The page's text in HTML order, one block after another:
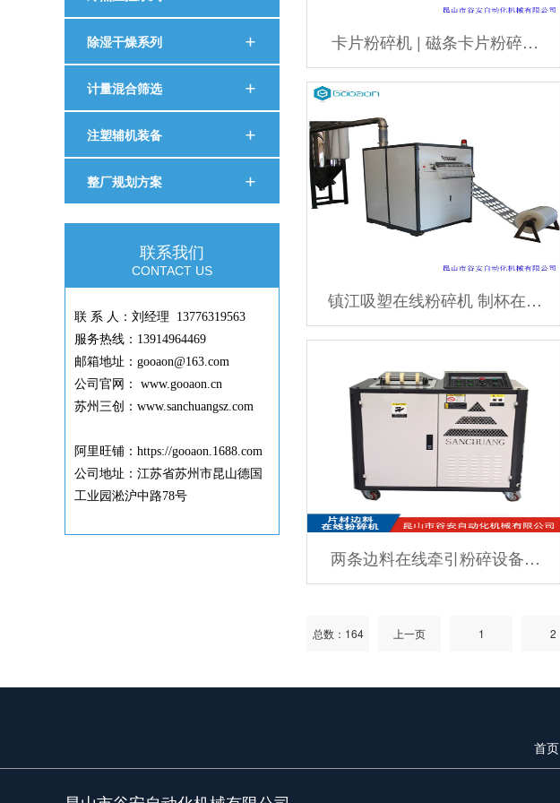
除湿干燥系列
计量混合筛选
注塑辅机装备
整厂规划方案
联系我们
CONTACT US
联 系 人：刘经理 13776319563
服务热线：13914964469
邮箱地址：gooaon@163.com
公司官网： www.gooaon.cn
苏州三创：www.sanchuangsz.com
阿里旺铺：https://gooaon.1688.com
公司地址：江苏省苏州市昆山德国
工业园淞沪中路78号
卡片粉碎机 | 磁条卡片粉碎…
镇江吸塑在线粉碎机 制杯在…
两条边料在线牵引粉碎设备…
总数：164 上一页 1 2
首页